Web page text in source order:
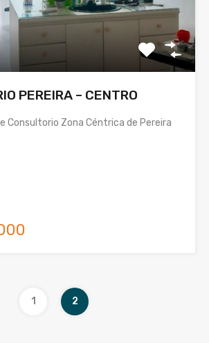
PEREIRA – CENTRO
Consultorio Zona Céntrica de Pereira
1 2